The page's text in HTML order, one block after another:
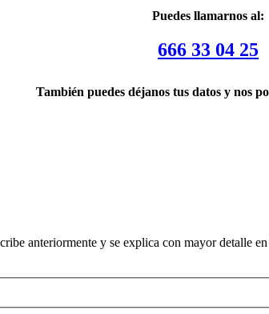
Puedes llamarnos al:
666 33 04 25
También puedes déjanos tus datos y nos
anteriormente y se explica con mayor detalle en